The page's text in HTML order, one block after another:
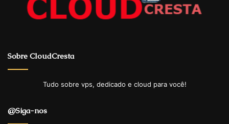
Sobre CloudCresta
Tudo sobre vps, dedicado e cloud para você!
@Siga-nos